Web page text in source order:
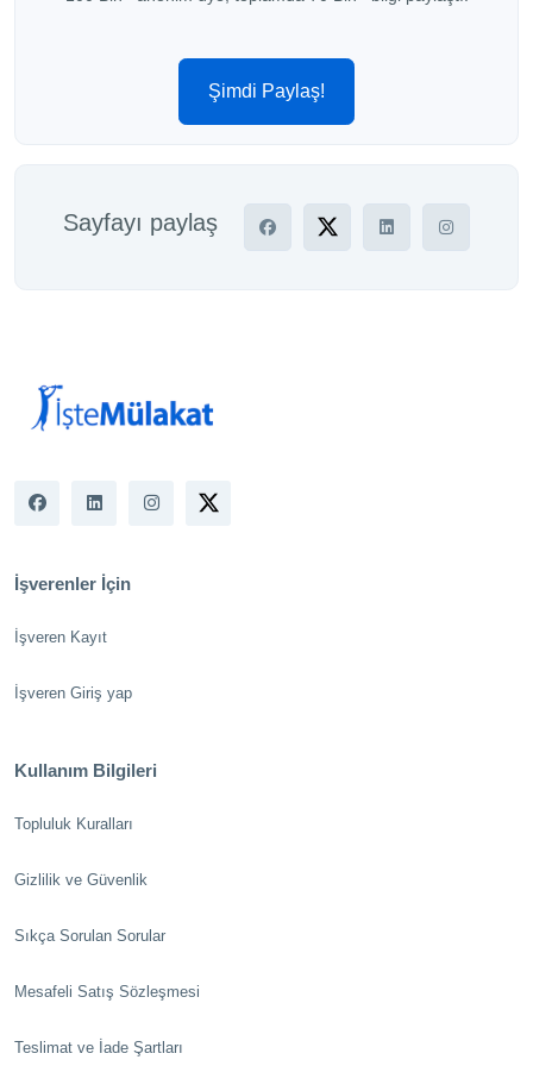
Şimdi Paylaş!
Sayfayı paylaş
İşverenler İçin
İşveren Kayıt
İşveren Giriş yap
Kullanım Bilgileri
Topluluk Kuralları
Gizlilik ve Güvenlik
Sıkça Sorulan Sorular
Mesafeli Satış Sözleşmesi
Teslimat ve İade Şartları